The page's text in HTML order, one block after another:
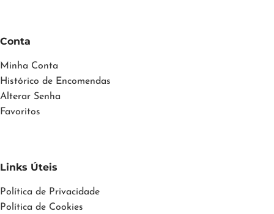
Conta
Minha Conta
Histórico de Encomendas
Alterar Senha
Favoritos
Links Úteis
Política de Privacidade
Política de Cookies